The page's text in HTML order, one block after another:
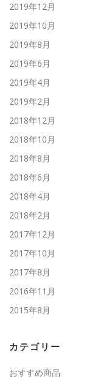
2019年12月
2019年10月
2019年8月
2019年6月
2019年4月
2019年2月
2018年12月
2018年10月
2018年8月
2018年6月
2018年4月
2018年2月
2017年12月
2017年10月
2017年8月
2016年11月
2015年8月
カテゴリー
おすすめ商品